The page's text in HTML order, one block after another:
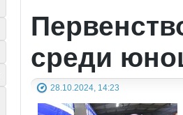
среди
28.10.2024, 14:23